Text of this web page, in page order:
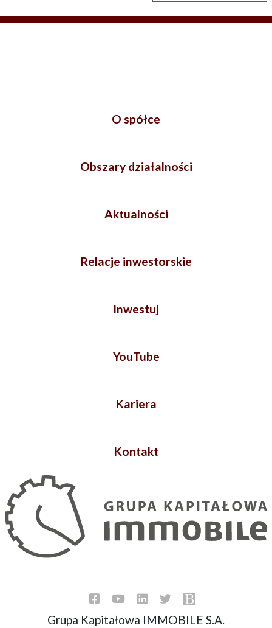
O spółce
Obszary działalności
Aktualności
Relacje inwestorskie
Inwestuj
YouTube
Kariera
Kontakt
Grupa Kapitałowa IMMOBILE S.A.